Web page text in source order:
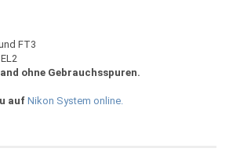
FT3
ohne Gebrauchsspuren.
auf Nikon System online.